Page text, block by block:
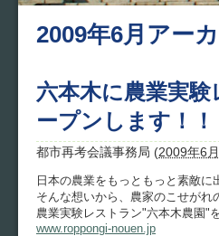
2009年6月アー
六本木に農業実
ープンします！！
都市再考会議事務局 (2009年6
日本の農業をもっともっと素敵に
そんな想いから、農家のこせがれ
農業実験レストラン"六本木農園"
www.roppongi-nouen.jp